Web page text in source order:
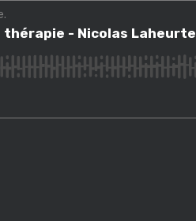
Laheurte- Nicolas Laheurte